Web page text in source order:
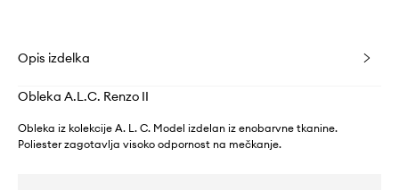
Opis izdelka
Obleka A.L.C. Renzo II
Obleka iz kolekcije A. L. C. Model izdelan iz enobarvne tkanine.
Poliester zagotavlja visoko odpornost na mečkanje.